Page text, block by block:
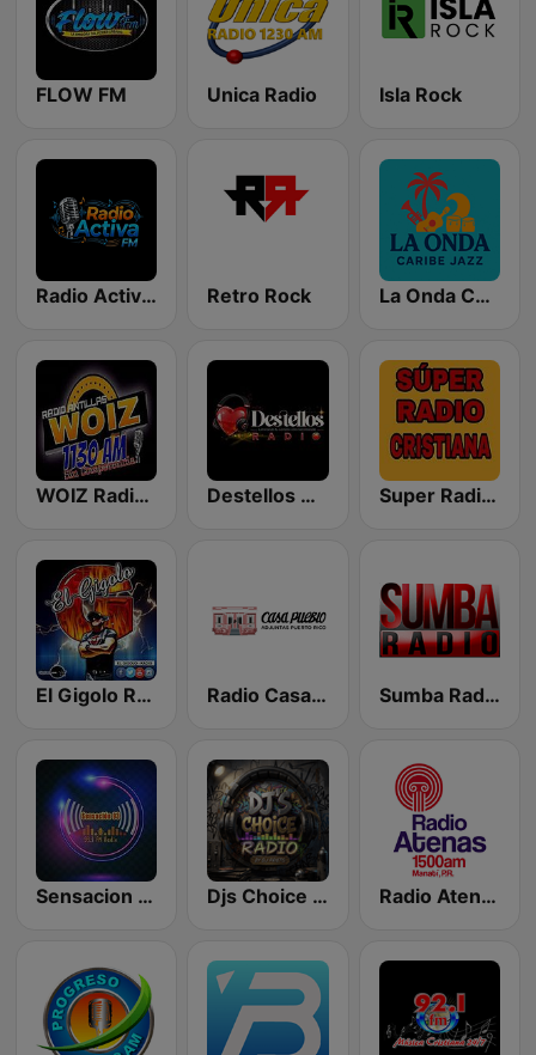
FLOW FM Unica Radio Isla Rock
Radio Activa FM Retro Rock La Onda Caribe Jazz
WOIZ Radio Antillas 1130 Destellos Radio Super Radio Cristiana
El Gigolo Radio Radio Casa Pueblo Sumba Radio
Sensacion 93 FM Djs Choice Radio Radio Atenas 1500 AM